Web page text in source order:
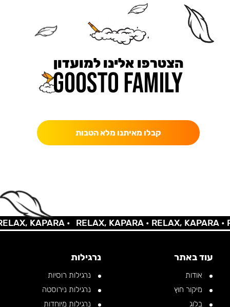
הצטרפו אלינו למועדון
קבלו מאיתנו מלא הטבות
KAPARA • RELAX, KAPARA •RELAX, KAPARA •
עוד באתר
אודות
מיקור חוץ
בלוג
נרגילות
נרגילות רוסיות
נרגילות נירוסטה
נרגילות מיוחדות